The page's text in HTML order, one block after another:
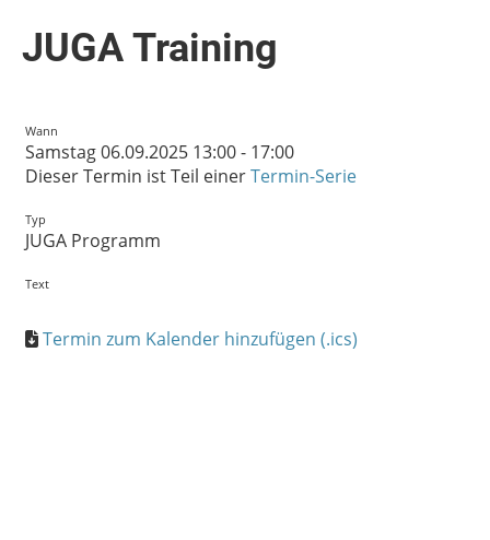
JUGA Training
Wann
Samstag 06.09.2025 13:00 - 17:00
Dieser Termin ist Teil einerTermin-Serie
Typ
JUGA Programm
Text
Termin zum Kalender hinzufügen (.ics)